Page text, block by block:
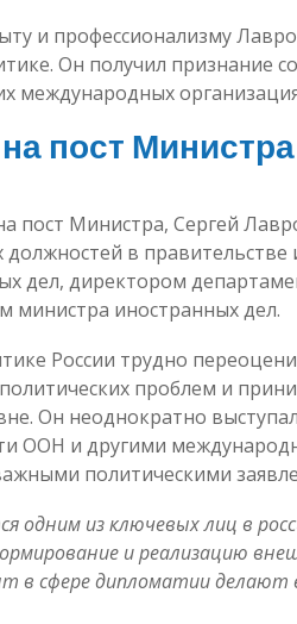
и профессионализму
Он получил признание
международных
пост
пост Министра, Сергей
должностей в
дел, директором
министра иностранных дел.
России трудно
проблем и
Он неоднократно
ООН и другими
политическими
одним из ключевых лиц в
и реализацию
в сфере дипломатии делают